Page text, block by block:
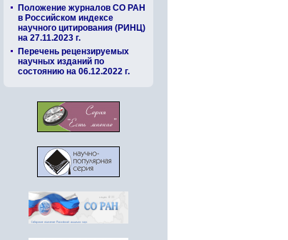
Положение журналов СО РАН
в Российском индексе
научного цитирования (РИНЦ)
на 27.11.2023 г.
Перечень рецензируемых
научных изданий по
состоянию на 06.12.2022 г.